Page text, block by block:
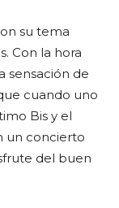
su tema
Con la hora
sensación de
cuando uno
Bis y el
un concierto
del buen